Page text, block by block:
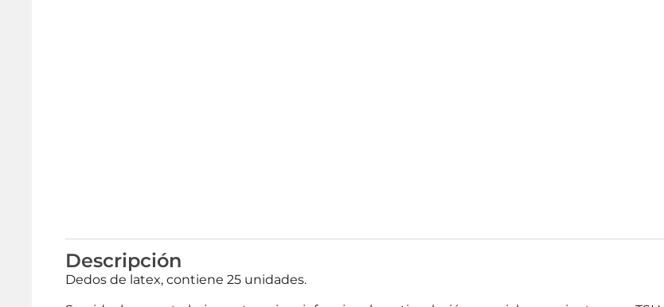
Descripción
Dedos de latex, contiene 25 unidades.